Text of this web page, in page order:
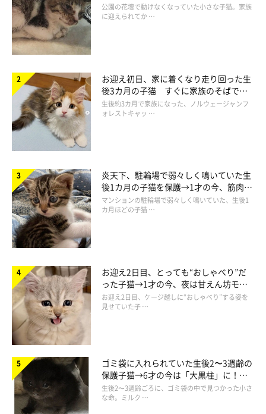
と“姉妹”のような関係に
公園の花壇で動けなくなっていた小さな子猫。家族
に迎えられてか …
お迎え初日、家に着くなり走り回った生
後3カ月の子猫 すぐに家族のそばで落
ち着く姿に「迎えてよかった」
生後約3カ月で家族になった、ノルウェージャンフ
ォレストキャッ …
炎天下、駐輪場で弱々しく鳴いていた生
後1カ月の子猫を保護→1才の今、筋肉質
でツンデレなコに成長
マンションの駐輪場で弱々しく鳴いていた、生後1
カ月ほどの子猫 …
お迎え2日目、とっても“おしゃべり”だ
った子猫→1才の今、夜は甘えん坊モー
ドになるコに成長！
お迎え2日目、ケージ越しに“おしゃべり”する姿を
見せていた子 …
ゴミ袋に入れられていた生後2〜3週齢の
保護子猫→6才の今は「大黒柱」に！
美しい黒猫に成長した姿にグッとくる
生後2〜3週齢ごろに、ゴミ袋の中で見つかった小さ
な命。ミルク …